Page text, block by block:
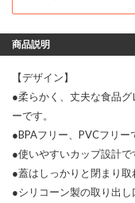
商品説明
【デザイン】
●柔らかく、丈夫な食品
ーです。
●BPAフリー、PVCフリー
●使いやすいカップ設計で
●蓋はしっかりと閉まり取
●シリコーン製の取り出